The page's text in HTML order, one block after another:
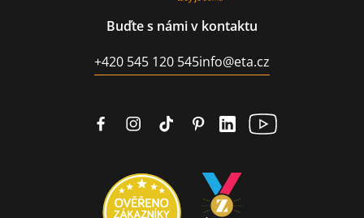
Buďte s námi v kontaktu
+420 545 120 545info@eta.cz